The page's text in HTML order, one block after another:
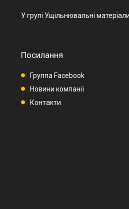
У групі Ущільнювальні
Посилання
Группа Facebook
Новини компанії
Контакти